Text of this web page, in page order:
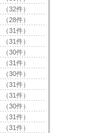
（32件）
（28件）
（31件）
（31件）
（30件）
（31件）
（30件）
（31件）
（31件）
（30件）
（31件）
（31件）